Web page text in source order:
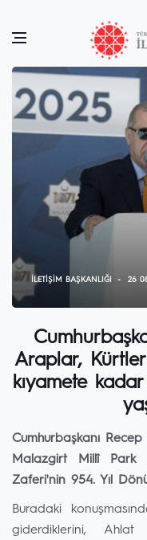
İLETIŞIM BAŞKANLIĞI 26
Araplar,
kıyamete
Cumhurbaşkanı
Malazgirt Millî Park
Zaferi'nin 954. Yıl
Buradaki
giderdiklerini, Ahlat